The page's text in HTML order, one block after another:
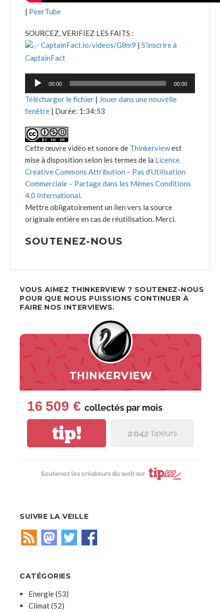
| PeerTube
SOURCEZ, VERIFIEZ LES FAITS :
CaptainFact.io/videos/G8m9 | S'inscrire à
CaptainFact
Lecteur
00:00 00:00
Télécharger le fichier | Jouer dans une nouvelle
fenêtre | Durée: 1:34:53
Cette œuvre vidéo et sonore de Thinkerviewest
mise à disposition selon les termes de la Licence
Creative Commons Attribution – Pas d’Utilisation
Commerciale – Partage dans les Mêmes Conditions
4.0 International.
Mettre obligatoirement un lien vers la source
originale entière en cas de réutilisation. Merci.
SOUTENEZ-NOUS
VOUS AIMEZ THINKERVIEW ? SOUTENEZ-NOUS
POUR QUE NOUS PUISSIONS CONTINUER À
FAIRE NOS INTERVIEWS.
THINKERVIEW
16 509 € collectés par mois
tip! 2 042 tipeurs
Soutenez les créateurs du web sur
SUIVRE LA VEILLE
CATÉGORIES
Energie(53)
Climat(52)